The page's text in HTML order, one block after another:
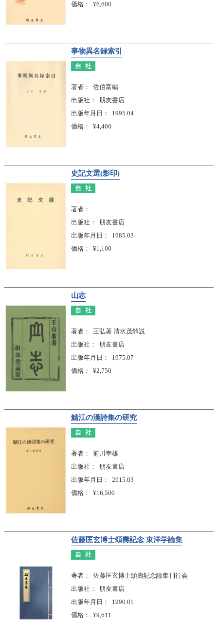
価格
¥6,600
事物異名録索引
自社
著者
佐伯富編
出版社
朋友書店
出版年月日
1995.04
価格
¥4,400
史記文選(影印)
自社
著者
出版社
朋友書店
出版年月日
1985.03
価格
¥1,100
山志
自社
著者
王弘著 清水茂解説
出版社
朋友書店
出版年月日
1975.07
価格
¥2,750
鯖江の漢詩集の研究
自社
著者
前川幸雄
出版社
朋友書店
出版年月日
2015.03
価格
¥16,500
佐藤匡玄博士頌壽記念 東洋学論集
自社
著者
佐藤匡玄博士頌壽記念論集刊行会
出版社
朋友書店
出版年月日
1990.01
価格
¥9,611